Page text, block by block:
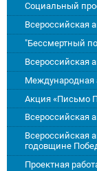
Социальный
Всероссийская
"Бессмертный
Всероссийская
Международная
Акция «Письмо
Всероссийская
Всероссийская
годовщине
Проектная